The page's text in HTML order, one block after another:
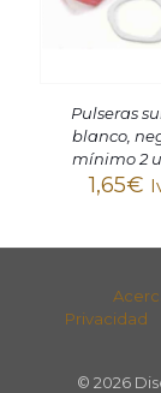
Pulseras
blanco,
mínimo 2
1,65€
Privacidad
© 2026